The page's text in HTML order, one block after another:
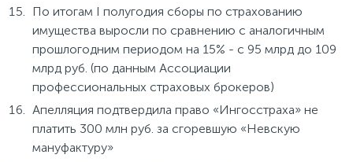
По итогам I полугодия сборы по страхованию
имущества выросли по сравнению с аналогичным
прошлогодним периодом на 15% - с 95 млрд до 109
млрд руб. (по данным Ассоциации
профессиональных страховых брокеров)
Апелляция подтвердила право «Ингосстраха» не
платить 300 млн руб. за сгоревшую «Невскую
мануфактуру»